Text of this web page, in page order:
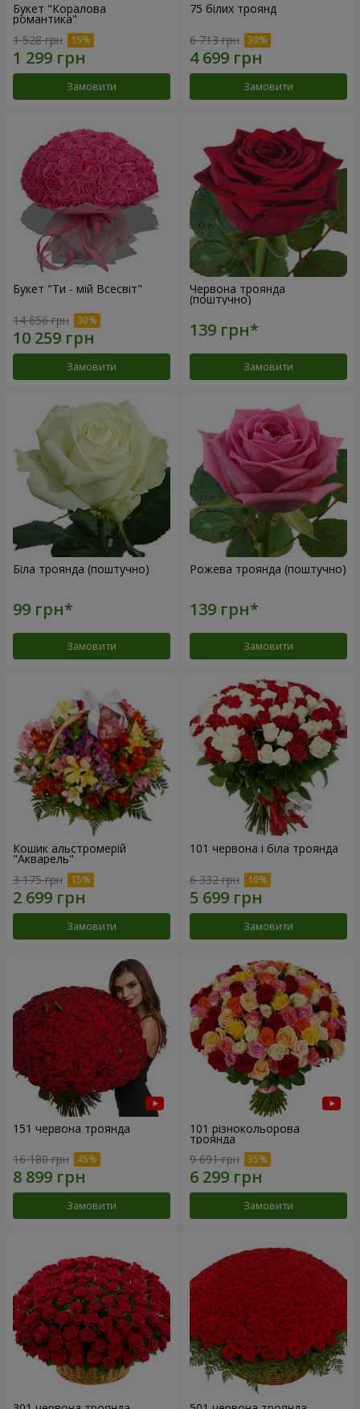
Букет "Коралова
романтика"
1 528 грн
Замовити
75 білих троянд
6 713 грн
Замовити
Букет "Ти - мій Всесвіт"
14 656 грн
Замовити
Червона троянда
(поштучно)
Замовити
Біла троянда (поштучно)
Замовити
Рожева троянда (поштучно)
Замовити
Кошик альстромерій
"Акварель"
3 175 грн
Замовити
101 червона і біла троянда
6 332 грн
Замовити
151 червона троянда
16 180 грн
Замовити
101 різнокольорова
троянда
9 691 грн
Замовити